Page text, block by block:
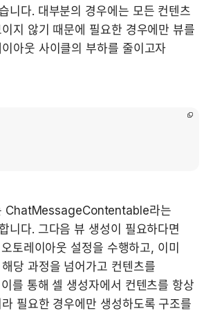
니다. 대부분의 경우에는 모든 컨텐츠
지 않기 때문에 필요한 경우에만 뷰를
아웃 사이클의 부하를 줄이고자
ChatMessageContentable라는
니다. 그다음 뷰 생성이 필요하다면
토레이아웃 설정을 수행하고, 이미
당 과정을 넘어가고 컨텐츠를
를 통해 셀 생성자에서 컨텐츠를 항상
필요한 경우에만 생성하도록 구조를